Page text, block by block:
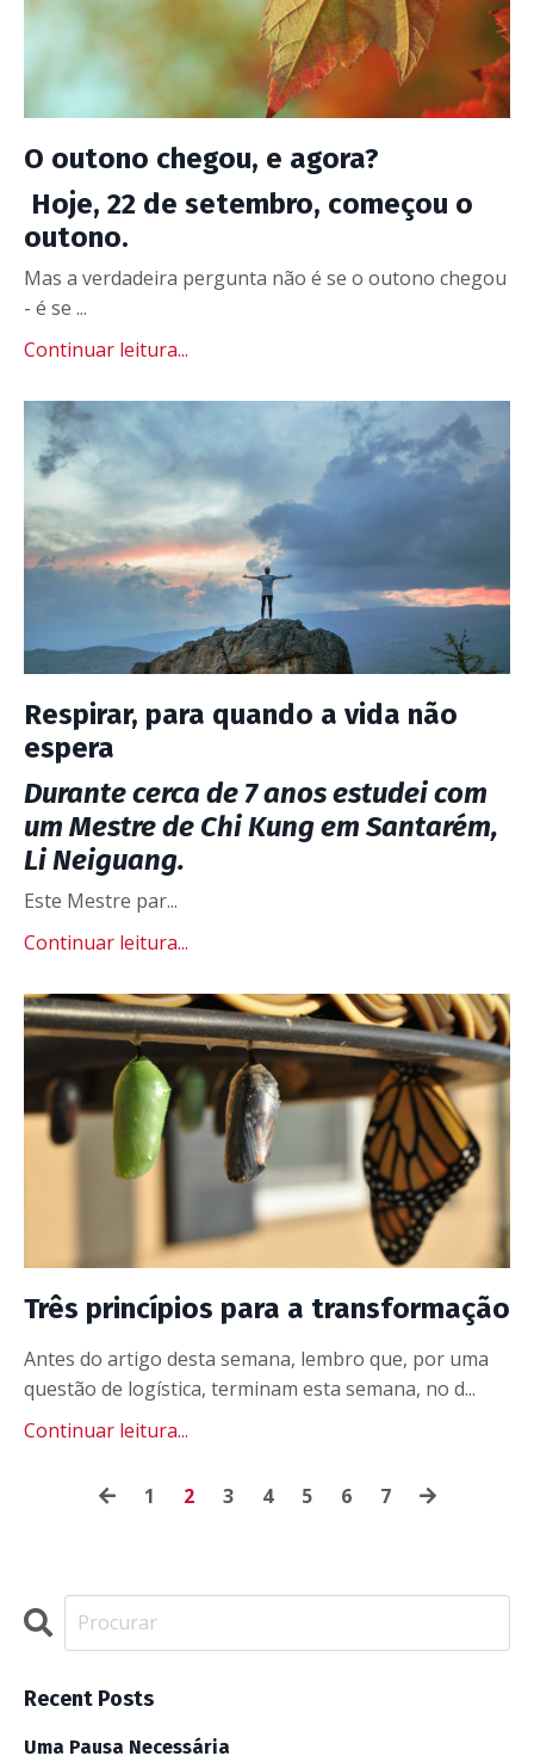
O outono chegou, e agora?
Hoje, 22 de setembro, começou o
outono.
Mas a verdadeira pergunta não é se o outono chegou
- é se ...
Continuar leitura...
Respirar, para quando a vida não
espera
Durante cerca de 7 anos estudei com
um Mestre de Chi Kung em Santarém,
Li Neiguang.
Este Mestre par...
Continuar leitura...
Três princípios para a transformação
Antes do artigo desta semana, lembro que, por uma
questão de logística, terminam esta semana, no d...
Continuar leitura...
1 2 3 4 5 6 7
Recent Posts
Uma Pausa Necessária